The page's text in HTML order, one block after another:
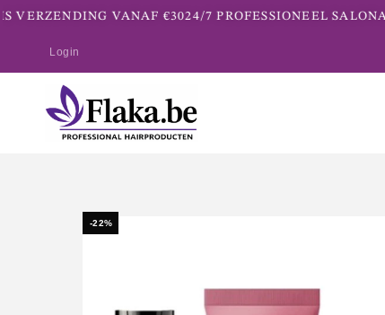
VERZENDING VANAF €3024/7 PROFESSIONEEL
Login
-22%